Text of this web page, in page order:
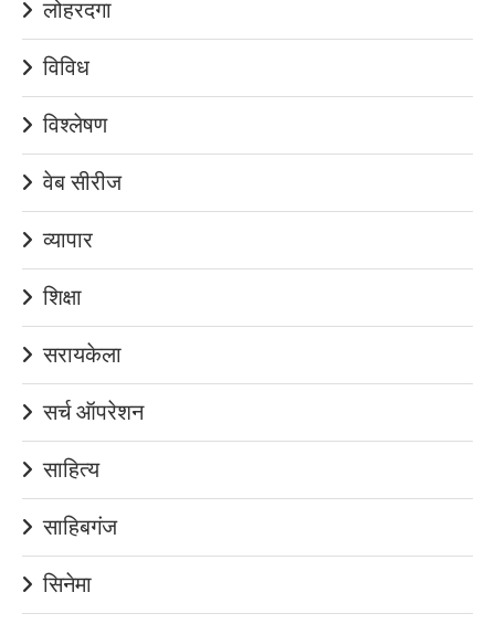
लोहरदगा
विविध
विश्लेषण
वेब सीरीज
व्यापार
शिक्षा
सरायकेला
सर्च ऑपरेशन
साहित्य
साहिबगंज
सिनेमा